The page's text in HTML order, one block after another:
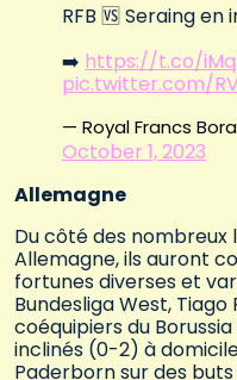
RFB 🆚 Seraing en
➡️ https://t.co/
pic.twitter.com/
— Royal Francs
October 1, 2023
Allemagne
Du côté des nombreux
Allemagne, ils auront
fortunes diverses et
Bundesliga West,
coéquipiers du
inclinés (0-2) à
Paderborn sur des